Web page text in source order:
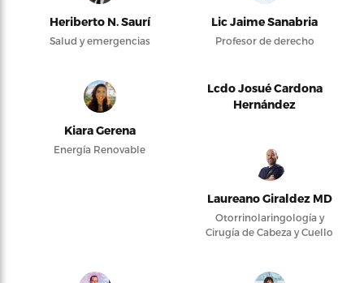
Heriberto N. Saurí
Salud y emergencias
Lic Jaime Sanabria
Profesor de derecho
Kiara Gerena
Energía Renovable
Lcdo Josué Cardona
Hernández
Laureano Giraldez MD
Otorrinolaringología y
Cirugía de Cabeza y Cuello